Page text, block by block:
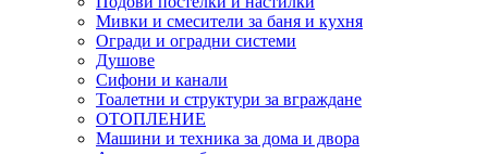
Мивки и смесители за баня и кухня
Огради и оградни системи
Душове
Сифони и канали
Тоалетни и структури за вграждане
ОТОПЛЕНИЕ
Машини и техника за дома и двора